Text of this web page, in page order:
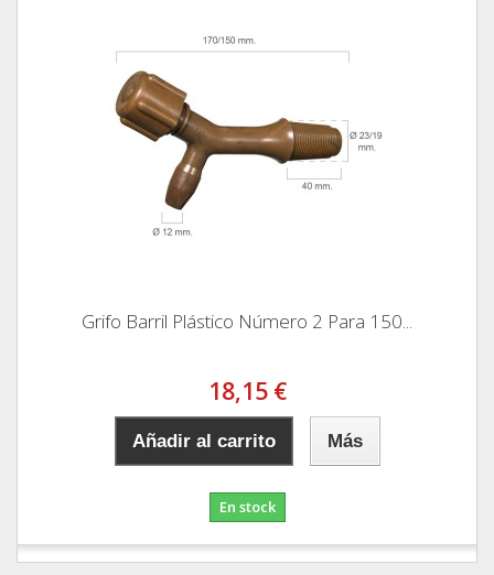
Grifo Barril Plástico Número 2 Para 150...
18,15 €
Añadir al carrito Más
En stock